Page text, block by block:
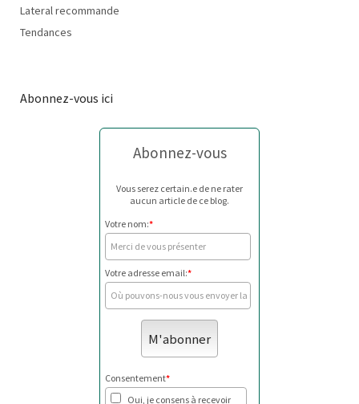
Lateral recommande
Tendances
Abonnez-vous ici
Abonnez-vous
Vous serez certain.e de ne rater
aucun article de ce blog.
Votre nom:*
Votre adresse email:*
Consentement*
Oui, je consens à recevoir